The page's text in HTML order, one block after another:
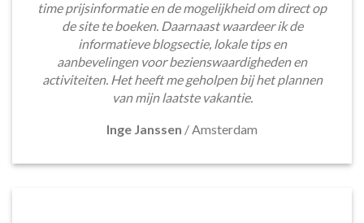
time prijsinformatie en de mogelijkheid om direct op
de site te boeken. Daarnaast waardeer ik de
informatieve blogsectie, lokale tips en
aanbevelingen voor bezienswaardigheden en
activiteiten. Het heeft me geholpen bij het plannen
van mijn laatste vakantie.
Inge Janssen /Amsterdam